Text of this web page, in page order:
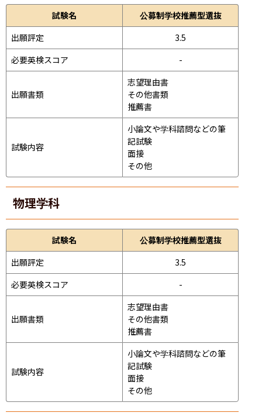
試験名
公募制学校推薦型選抜
出願評定
3.5
必要英検スコア
-
出願書類
志望理由書
その他書類
推薦書
試験内容
小論文や学科諮問などの筆
記試験
面接
その他
物理学科
試験名
公募制学校推薦型選抜
出願評定
3.5
必要英検スコア
-
出願書類
志望理由書
その他書類
推薦書
試験内容
小論文や学科諮問などの筆
記試験
面接
その他